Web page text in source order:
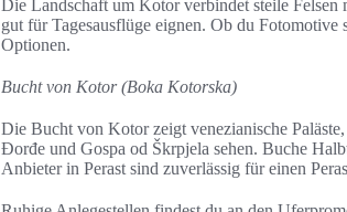
Die Landschaft um Kotor verbindet steile
gut für Tagesausflüge eignen. Ob du Fotomotive
Optionen.
Bucht von Kotor (Boka Kotorska)
Die Bucht von Kotor zeigt venezianische
Đorđe und Gospa od Škrpjela sehen. Buche
Anbieter in Perast sind zuverlässig für einen